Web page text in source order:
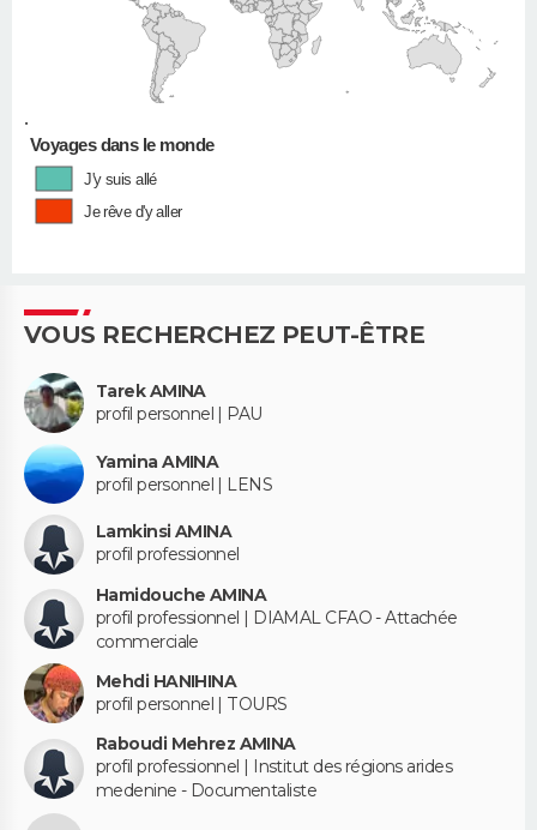
•
Voyages dans le monde
J'y suis allé
Je rêve d'y aller
VOUS RECHERCHEZ PEUT-ÊTRE
Tarek AMINA
profil personnel | PAU
Yamina AMINA
profil personnel | LENS
Lamkinsi AMINA
profil professionnel
Hamidouche AMINA
profil professionnel | DIAMAL CFAO - Attachée
commerciale
Mehdi HANIHINA
profil personnel | TOURS
Raboudi Mehrez AMINA
profil professionnel | Institut des régions arides
medenine - Documentaliste